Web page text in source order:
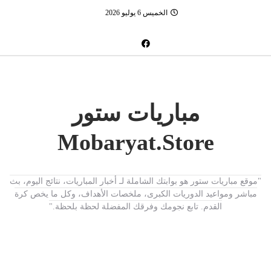
الخميس 6 يوليو 2026
مباريات ستور
Mobaryat.Store
"موقع مباريات ستور هو بوابتك الشاملة لـ أخبار المباريات، نتائج اليوم، بث
مباشر ومواعيد الدوريات الكبرى، ملخصات الأهداف، وكل ما يخص كرة
القدم. تابع نجومك وفرقك المفضلة لحظة بلحظة."